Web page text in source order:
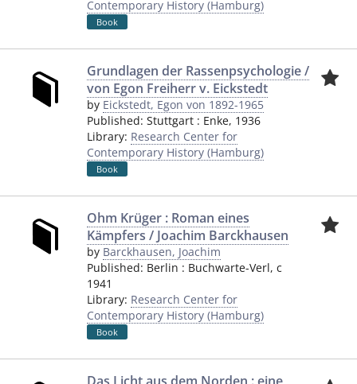
Contemporary History (Hamburg)
Book
Grundlagen der Rassenpsychologie /
von Egon Freiherr v. Eickstedt
by Eickstedt, Egon von 1892-1965
Published: Stuttgart : Enke, 1936
Library: Research Center for
Contemporary History (Hamburg)
Book
Ohm Krüger : Roman eines
Kämpfers / Joachim Barckhausen
by Barckhausen, Joachim
Published: Berlin : Buchwarte-Verl, c
1941
Library: Research Center for
Contemporary History (Hamburg)
Book